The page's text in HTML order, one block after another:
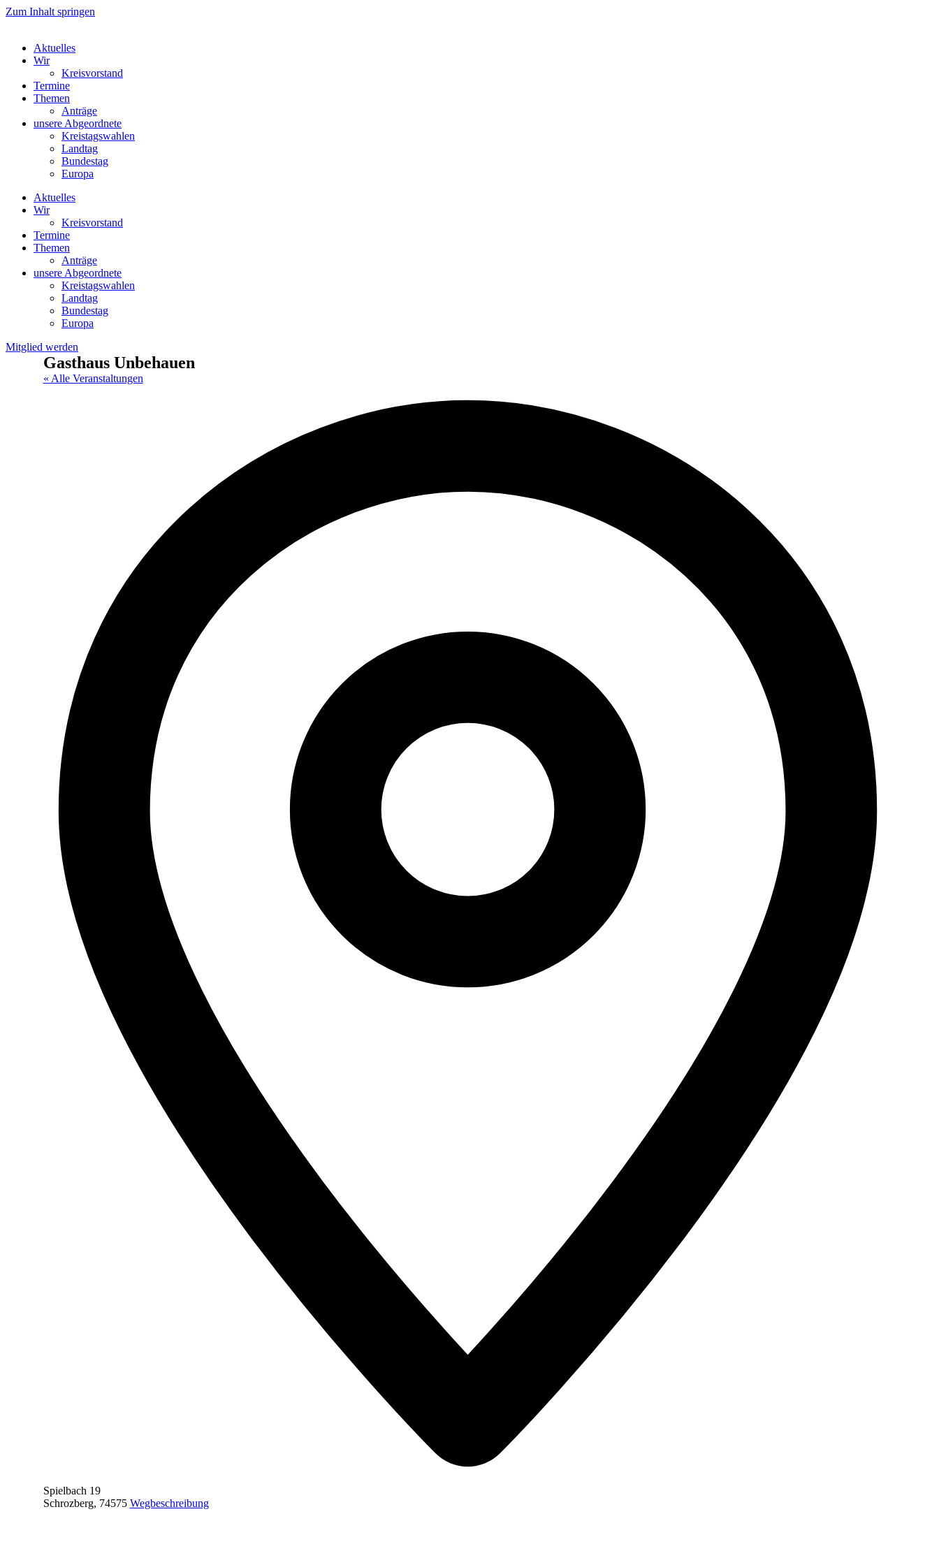
Zum Inhalt springen
Aktuelles
Wir
Kreisvorstand
Termine
Themen
Anträge
unsere Abgeordnete
Kreistagswahlen
Landtag
Bundestag
Europa
Aktuelles
Wir
Kreisvorstand
Termine
Themen
Anträge
unsere Abgeordnete
Kreistagswahlen
Landtag
Bundestag
Europa
Mitglied werden
Gasthaus Unbehauen
« Alle Veranstaltungen
Spielbach 19
Schrozberg, 74575 Wegbeschreibung